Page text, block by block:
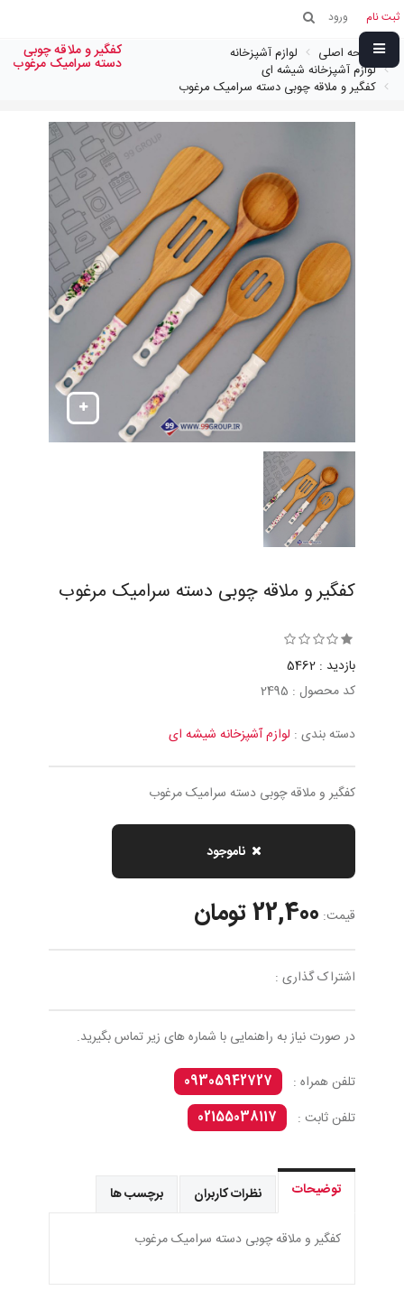
ثبت نام ورود
صفحه اصلی
لوازم آشپزخانه
لوازم آشپزخانه شیشه ای
كفگير و ملاقه چوبی دسته سراميک مرغوب
كفگير و ملاقه چوبی
دسته سراميک مرغوب
كفگير و ملاقه چوبی دسته سراميک مرغوب
بازدید : 5462
کد محصول : 2495
دسته بندی : لوازم آشپزخانه شیشه ای
كفگير و ملاقه چوبی دسته سراميک مرغوب
ناموجود
قیمت: 22,400 تومان
اشتراک گذاری :
در صورت نیاز به راهنمایی با شماره های زیر تماس بگیرید.
تلفن همراه :
09305942727
تلفن ثابت :
02155038117
توضیحات نظرات کاربران برچسب ها
كفگير و ملاقه چوبی دسته سراميک مرغوب